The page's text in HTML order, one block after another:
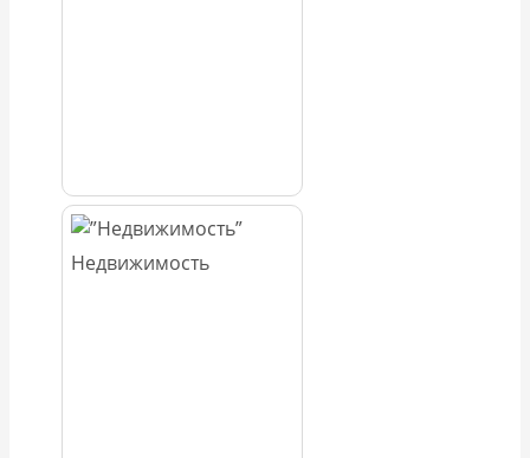
Недвижимость